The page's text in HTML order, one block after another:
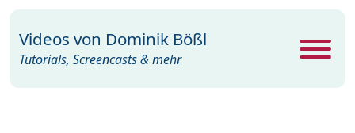
Videos von Dominik Bößl
Tutorials, Screencasts & mehr